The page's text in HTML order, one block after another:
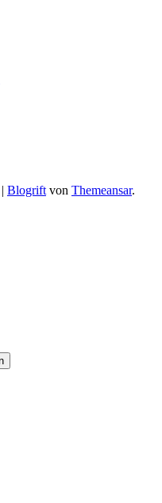
| Blogrift von Themeansar.